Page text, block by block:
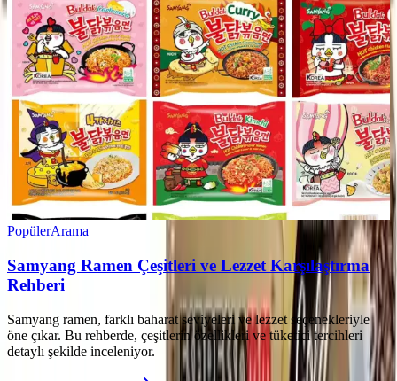
PopülerArama
Samyang Ramen Çeşitleri ve Lezzet Karşılaştırma
Rehberi
Samyang ramen, farklı baharat seviyeleri ve lezzet seçenekleriyle
öne çıkar. Bu rehberde, çeşitlerin özellikleri ve tüketici tercihleri
detaylı şekilde inceleniyor.